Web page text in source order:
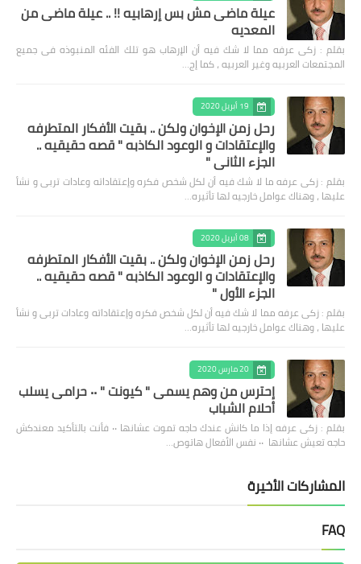
عيلة ماضى مش بس إرهابيه !! .. عيلة ماضى من
المعديه
بقلم : زكى عرفه مما لا شك فيه أن الإرهاب هو تلك الفئه المنبوذه فى جميع
المجتمعات العربيه وغير العربيه ، كما إج…
19 أبريل 2020
رحل زمن الإخوان ولكن .. بقيت الأفكار المتطرفه
والإعتقادات و الوعود الكاذبه " قصه حقيقيه ..
الجزء الثاني "
بقلم : زكى عرفه ‎ما لا شك فيه أن لكل شخص فكره وإعتقاداته وعادات تربى و نشأ
عليها ، وهناك عوامل خارجيه لها تأثيره…
08 أبريل 2020
رحل زمن الإخوان ولكن .. بقيت الأفكار المتطرفه
والإعتقادات و الوعود الكاذبه " قصه حقيقيه ..
الجزء الأول "
بقلم : زكى عرفه مما لا شك فيه أن لكل شخص فكره وإعتقاداته وعادات تربى و نشأ
عليها ، وهناك عوامل خارجيه لها تأثيره…
20 مارس 2020
إحترس من وهم يسمى " كيونت " ٠٠ حرامى يسلب
أحلام الشباب
بقلم : زكى عرفه ‎إذا ما كانش عندك حاجه تموت عشانها ٠٠ فأنت بالتأكيد معندكش
حاجه تعيش عشانها ٠٠ نفس الأفعال هاتوص…
المشاركات الأخيرة
FAQ